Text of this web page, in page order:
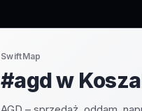
SwiftMap
#agd w